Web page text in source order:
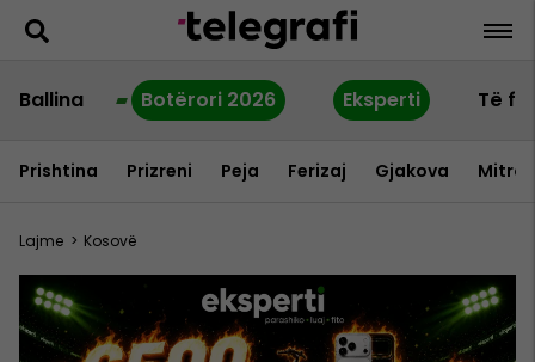
Ballina Botërori 2026 Eksperti Të
Prishtina Prizreni Peja Ferizaj Gjakova
Lajme > Kosovë